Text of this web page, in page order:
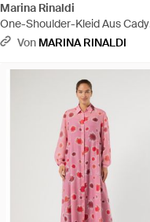
Marina Rinaldi
One-Shoulder-Kleid Aus Cady
Und Chiffon - Schwarz
Von MARINA RINALDI